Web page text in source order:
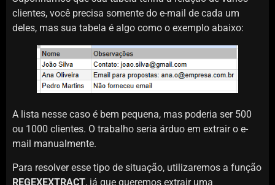
clientes, você precisa somente do e-mail de cada um
deles, mas sua tabela é algo como o exemplo abaixo:
A lista nesse caso é bem pequena, mas poderia ser 500
ou 1000 clientes. O trabalho seria árduo em extrair o e-
mail manualmente.
Para resolver esse tipo de situação, utilizaremos a função
REGEXEXTRACT, já que queremos extrair uma